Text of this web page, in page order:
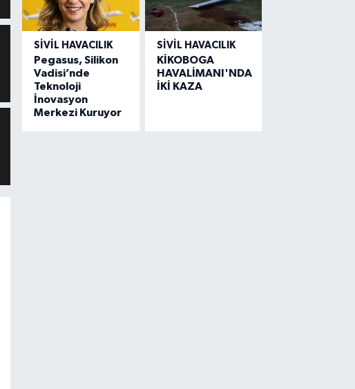
SIVIL HAVACILIK
Pegasus, Silikon
Vadisi’nde
Teknoloji
İnovasyon
Merkezi Kuruyor
SIVIL HAVACILIK
KİKOBOGA
HAVALİMANI'NDA
İKİ KAZA